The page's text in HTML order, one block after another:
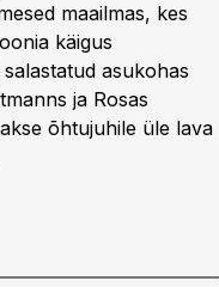
maailmas, kes
käigus
asukohas
ja Rosas
õhtujuhile üle lava